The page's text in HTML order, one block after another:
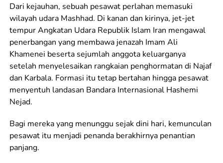
Dari kejauhan, sebuah pesawat perlahan memasuki
wilayah udara Mashhad. Di kanan dan kirinya, jet-jet
tempur Angkatan Udara Republik Islam Iran mengawal
penerbangan yang membawa jenazah Imam Ali
Khamenei beserta sejumlah anggota keluarganya
setelah menyelesaikan rangkaian penghormatan di Najaf
dan Karbala. Formasi itu tetap bertahan hingga pesawat
menyentuh landasan Bandara Internasional Hashemi
Nejad.
Bagi mereka yang menunggu sejak dini hari, kemunculan
pesawat itu menjadi penanda berakhirnya penantian
panjang.